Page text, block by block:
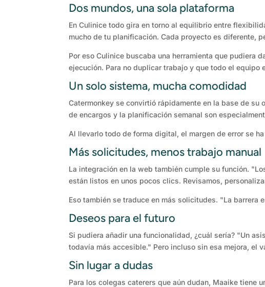
Dos mundos, una sola plataforma
En Culinice todo gira en torno al equilibrio entre
mucho de tu planificación. Cada proyecto es diferente,
Por eso Culinice buscaba una herramienta que pudiera
ejecución. Para no duplicar trabajo y que todo el equipo
Un solo sistema, mucha comodidad
Catermonkey se convirtió rápidamente en la base de
de encargos y la planificación semanal son
Al llevarlo todo de forma digital, el margen de error se
Más solicitudes, menos trabajo manual
La integración en la web también cumple su función.
están listos en unos pocos clics. Revisamos,
Eso también se traduce en más solicitudes. "La barrera
Deseos para el futuro
Si pudiera añadir una funcionalidad, ¿cuál sería? "Un
todavía más accesible." Pero incluso sin esa mejora, el
Sin lugar a dudas
Para los colegas caterers que aún dudan, Maaike tiene